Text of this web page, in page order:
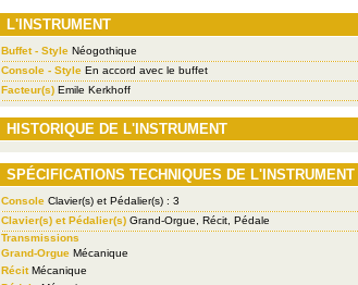
L'INSTRUMENT
Buffet - Style Néogothique
Console - Style En accord avec le buffet
Facteur(s) Emile Kerkhoff
HISTORIQUE DE L'INSTRUMENT
SPÉCIFICATIONS TECHNIQUES DE L'INSTRUMENT
Console Clavier(s) et Pédalier(s) : 3
Clavier(s) et Pédalier(s) Grand-Orgue, Récit, Pédale
Transmissions
Grand-Orgue Mécanique
RécitMécanique